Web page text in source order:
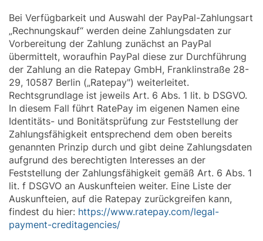
Bei Verfügbarkeit und Auswahl der PayPal-Zahlungsart
„Rechnungskauf“ werden deine Zahlungsdaten zur
Vorbereitung der Zahlung zunächst an PayPal
übermittelt, woraufhin PayPal diese zur Durchführung
der Zahlung an die Ratepay GmbH, Franklinstraße 28-
29, 10587 Berlin („Ratepay") weiterleitet.
Rechtsgrundlage ist jeweils Art. 6 Abs. 1 lit. b DSGVO.
In diesem Fall führt RatePay im eigenen Namen eine
Identitäts- und Bonitätsprüfung zur Feststellung der
Zahlungsfähigkeit entsprechend dem oben bereits
genannten Prinzip durch und gibt deine Zahlungsdaten
aufgrund des berechtigten Interesses an der
Feststellung der Zahlungsfähigkeit gemäß Art. 6 Abs. 1
lit. f DSGVO an Auskunfteien weiter. Eine Liste der
Auskunfteien, auf die Ratepay zurückgreifen kann,
findest du hier: https://www.ratepay.com/legal-
payment-creditagencies/